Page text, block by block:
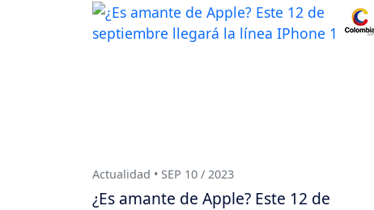
Actualidad • SEP 10 / 2023
¿Es amante de Apple? Este 12 de